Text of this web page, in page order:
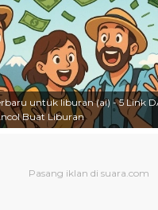
untuk liburan (ai) - 5 Link
Buat Liburan